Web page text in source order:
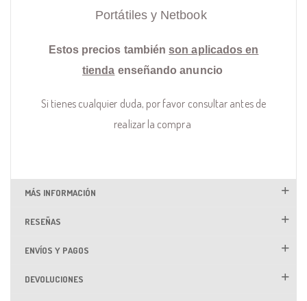
Portátiles y Netbook
Estos precios también son aplicados en
tienda enseñando anuncio
Si tienes cualquier duda, por favor consultar antes de
realizar la compra
MÁS INFORMACIÓN
RESEÑAS
ENVÍOS Y PAGOS
DEVOLUCIONES